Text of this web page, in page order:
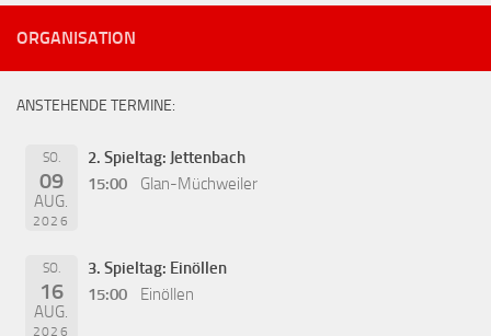
ORGANISATION
ANSTEHENDE TERMINE:
SO.
09
AUG.
2026
2. Spieltag: Jettenbach
15:00
Glan-Müchweiler
SO.
16
AUG.
2026
3. Spieltag: Einöllen
15:00
Einöllen